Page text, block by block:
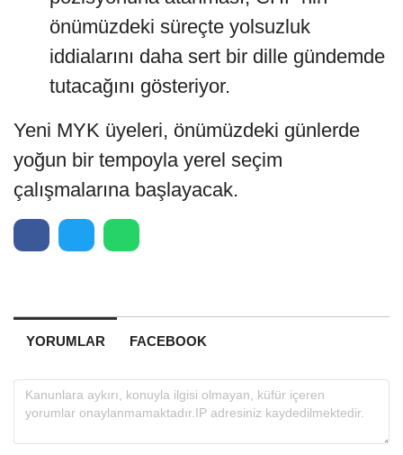
önümüzdeki süreçte yolsuzluk
iddialarını daha sert bir dille gündemde
tutacağını gösteriyor.
Yeni MYK üyeleri, önümüzdeki günlerde
yoğun bir tempoyla yerel seçim
çalışmalarına başlayacak.
YORUMLAR FACEBOOK